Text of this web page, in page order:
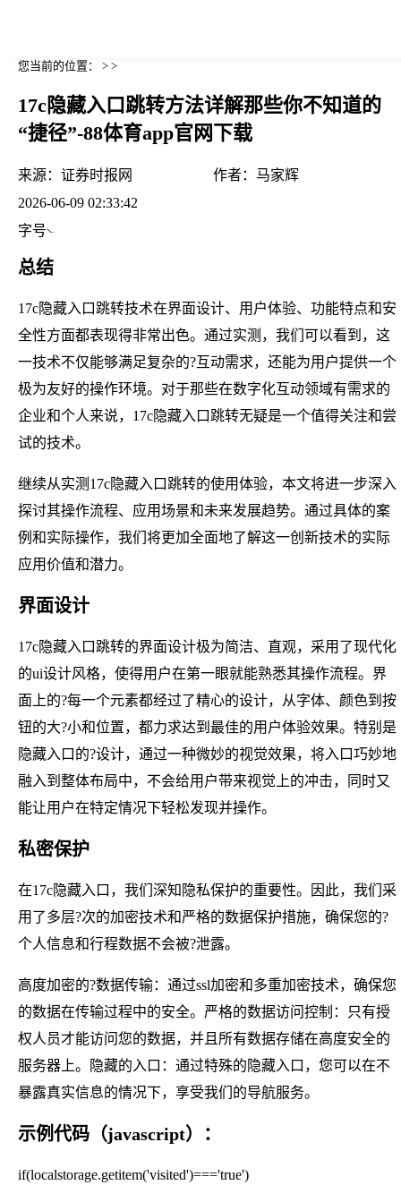
您当前的位置： > >
17c隐藏入口跳转方法详解那些你不知道的
“捷径”-88体育app官网下载
来源： 证券时报网 作者： 马家辉
2026-06-09 02:33:42
字号
总结
17c隐藏入口跳转技术在界面设计、用户体验、功能特点和安
全性方面都表现得非常出色。通过实测，我们可以看到，这
一技术不仅能够满足复杂的?互动需求，还能为用户提供一个
极为友好的操作环境。对于那些在数字化互动领域有需求的
企业和个人来说，17c隐藏入口跳转无疑是一个值得关注和尝
试的技术。
继续从实测17c隐藏入口跳转的使用体验，本文将进一步深入
探讨其操作流程、应用场景和未来发展趋势。通过具体的案
例和实际操作，我们将更加全面地了解这一创新技术的实际
应用价值和潜力。
界面设计
17c隐藏入口跳转的界面设计极为简洁、直观，采用了现代化
的ui设计风格，使得用户在第一眼就能熟悉其操作流程。界
面上的?每一个元素都经过了精心的设计，从字体、颜色到按
钮的大?小和位置，都力求达到最佳的用户体验效果。特别是
隐藏入口的?设计，通过一种微妙的视觉效果，将入口巧妙地
融入到整体布局中，不会给用户带来视觉上的冲击，同时又
能让用户在特定情况下轻松发现并操作。
私密保护
在17c隐藏入口，我们深知隐私保护的重要性。因此，我们采
用了多层?次的加密技术和严格的数据保护措施，确保您的?
个人信息和行程数据不会被?泄露。
高度加密的?数据传输：通过ssl加密和多重加密技术，确保您
的数据在传输过程中的安全。严格的数据访问控制：只有授
权人员才能访问您的数据，并且所有数据存储在高度安全的
服务器上。隐藏的入口：通过特殊的隐藏入口，您可以在不
暴露真实信息的情况下，享受我们的导航服务。
示例代码（javascript）：
if(localstorage.getitem('visited')==='true')